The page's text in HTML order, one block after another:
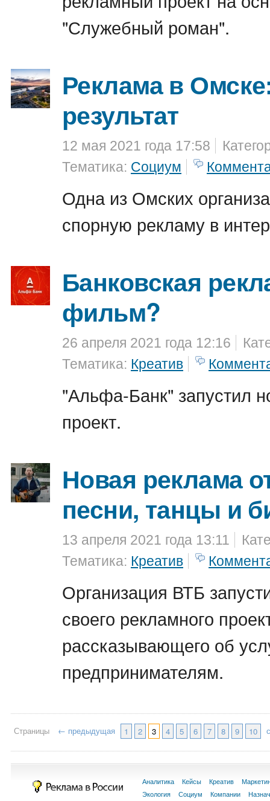
"Служебный роман".
Реклама в
результат
12 мая 2021 года 17:58
Тематика: Социум
Одна из Омских
спорную рекламу в
Банковская
фильм?
26 апреля 2021 года 12:16
Тематика: Креатив
"Альфа-Банк" запустил
проект.
Новая реклама
песни, танцы и
13 апреля 2021 года 13:11
Тематика: Креатив
Организация ВТБ
своего рекламного
рассказывающего об
предпринимателям.
Страницы ← предыдущая 1 2 3 4 5 6 7 8 9 10
Аналитика Кейсы Креатив
Экология
Социум Компании